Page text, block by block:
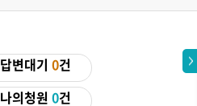
답변대기0건
나의청원0건